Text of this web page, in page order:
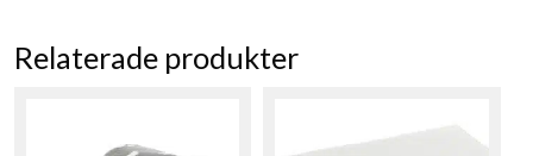
Relaterade produkter